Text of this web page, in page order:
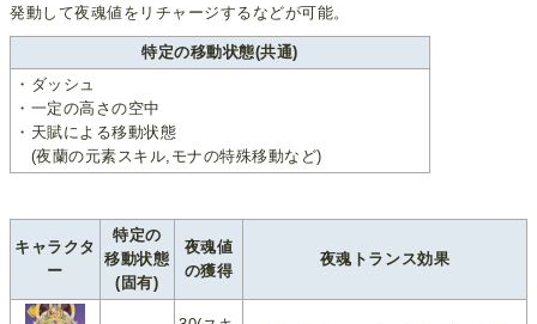
発動して夜魂値をリチャージするなどが可能。
特定の移動状態(共通)
・ダッシュ
・一定の高さの空中
・天賦による移動状態
(夜蘭の元素スキル,モナの特殊移動など)
キャラクタ
ー
特定の
移動状態
(固有)
夜魂値
の獲得
夜魂トランス効果